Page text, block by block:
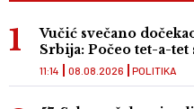
Vučić svečano
Srbija: Počeo tet-a-
POLITIKA
11:14 08.08.2026